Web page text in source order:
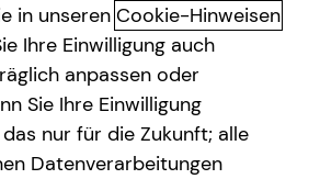
Geschäftszeiten
08:00 - 17:00 Uhr
in unseren Cookie-Hinweisen
Ihre Einwilligung auch
anpassen oder
Sie Ihre Einwilligung
nur für die Zukunft; alle
Datenverarbeitungen